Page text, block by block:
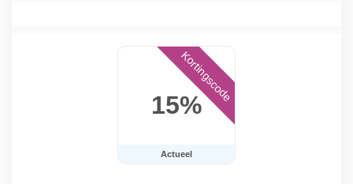
15%
Actueel
Kortingscode